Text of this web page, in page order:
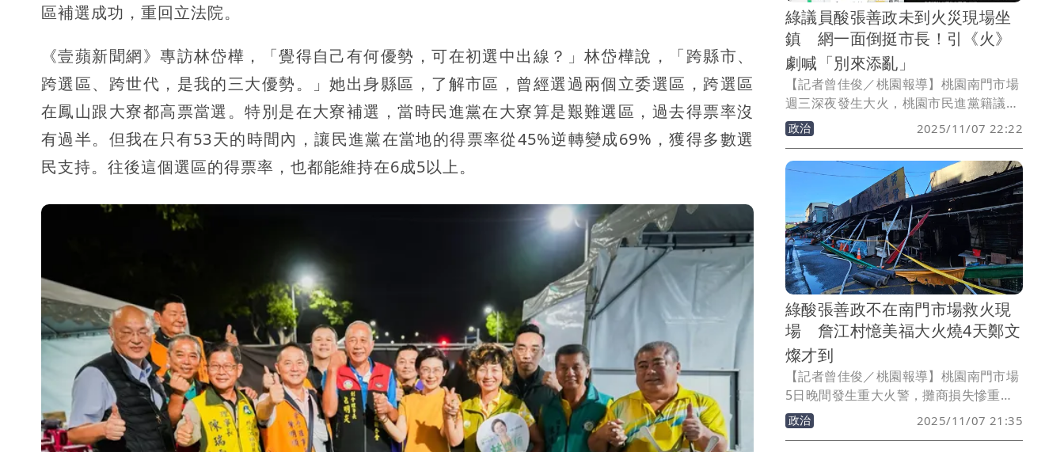
區補選成功，重回立法院。
《壹蘋新聞網》專訪林岱樺，「覺得自己有何優勢，可在初選中出線？」林岱樺說，「跨縣市、
跨選區、跨世代，是我的三大優勢。」她出身縣區，了解市區，曾經選過兩個立委選區，跨選區
在鳳山跟大寮都高票當選。特別是在大寮補選，當時民進黨在大寮算是艱難選區，過去得票率沒
有過半。但我在只有53天的時間內，讓民進黨在當地的得票率從45%逆轉變成69%，獲得多數選
民支持。往後這個選區的得票率，也都能維持在6成5以上。
綠議員酸張善政未到火災現場坐
鎮 網一面倒挺市長！引《火》
劇喊「別來添亂」
【記者曾佳俊／桃園報導】桃園南門市場
週三深夜發生大火，桃園市民進黨籍議員
王珮毓昨(6)日在個人社群平台發文，質疑
市長張善政第一時間沒有出現在火警現
場，可謂「燒掉市民對市長的期待」。此
舉卻讓網友不以為然，直呼：「要市長到
現場做什麼？」、「沒升級到他當指揮
官，真的別來添亂」；有人更引用知名連
續劇《火神的眼淚》劇情反批「火災當下
任何官員去只是添亂的」、「火神的眼淚
議員原型是你嗎？」。
政治 2025/11/07 22:22
綠酸張善政不在南門市場救火現
場 詹江村憶美福大火燒4天鄭文
燦才到
【記者曾佳俊／桃園報導】桃園南門市場
5日晚間發生重大火警，攤商損失慘重，
後續也衍生藍綠攻防，民進黨議員王珮毓
發文酸「這把火燒掉市民對市長的期
政治 2025/11/07 21:35